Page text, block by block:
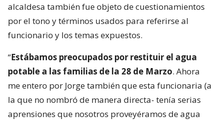
alcaldesa también fue objeto de cuestionamientos
por el tono y términos usados para referirse al
funcionario y los temas expuestos.
“Estábamos preocupados por restituir el agua
potable a las familias de la 28 de Marzo. Ahora
me entero por Jorge también que esta funcionaria (a
la que no nombró de manera directa- tenía serias
aprensiones que nosotros proveyéramos de agua